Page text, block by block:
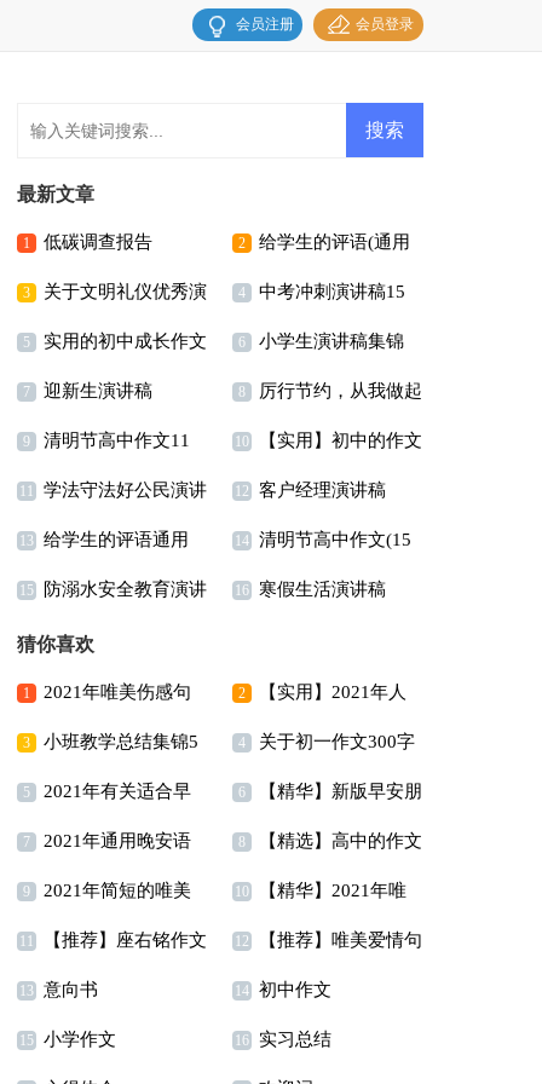
会员登录
会员注册
最新文章
1 低碳调查报告 2 给学生的评语(通用
15篇)
3 关于文明礼仪优秀演
讲稿
4 中考冲刺演讲稿15
篇
5 实用的初中成长作文
汇编8篇
6 小学生演讲稿集锦
15篇
7 迎新生演讲稿 8 厉行节约，从我做起
演讲稿
9 清明节高中作文11
篇
10 【实用】初中的作文
300字汇总十篇
11 学法守法好公民演讲
稿
12 客户经理演讲稿
13 给学生的评语通用
15篇
14 清明节高中作文(15
篇)
15 防溺水安全教育演讲
稿(15篇)
16 寒假生活演讲稿
猜你喜欢
1 2021年唯美伤感句
子摘录65句
2 【实用】2021年人
生唯美的句子汇编95句
3 小班教学总结集锦5
篇
4 关于初一作文300字
锦集7篇
5 2021年有关适合早
上发的早安心语朋友圈
合集58条
6 【精华】新版早安朋
友圈问候语摘录66句
7 2021年通用晚安语
录朋友圈锦集62句
8 【精选】高中的作文
400字5篇
9 2021年简短的唯美
简短句子汇编49句
10 【精华】2021年唯
美的早安朋友圈问候语
集合45句
11 【推荐】座右铭作文
汇总9篇
12 【推荐】唯美爱情句
子38句
13 意向书 14 初中作文
15 小学作文 16 实习总结